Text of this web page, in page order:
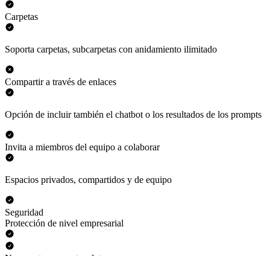
Carpetas
Soporta carpetas, subcarpetas con anidamiento ilimitado
Compartir a través de enlaces
Opción de incluir también el chatbot o los resultados de los prompts
Invita a miembros del equipo a colaborar
Espacios privados, compartidos y de equipo
Seguridad
Protección de nivel empresarial